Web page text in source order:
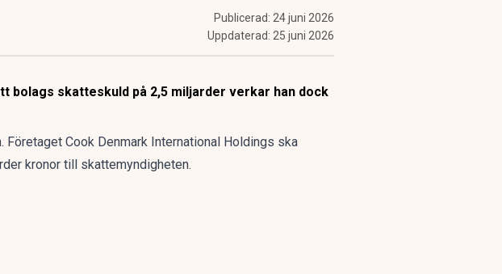
Publicerad: 24 juni 2026
Uppdaterad: 25 juni 2026
bolags skatteskuld på 2,5 miljarder verkar han dock
Cook Denmark International Holdings ska
kronor till skattemyndigheten.